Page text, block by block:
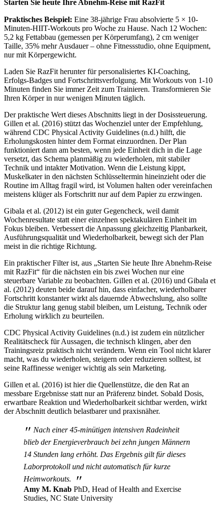
Starten Sie heute Ihre Abnehm-Reise mit RazFit
Praktisches Beispiel: Eine 38-jährige Frau absolvierte 5 × 10-
Minuten-HIIT-Workouts pro Woche zu Hause. Nach 12 Wochen:
5,2 kg Fettabbau (gemessen per Körperumfang), 2 cm weniger
Taille, 35% mehr Ausdauer – ohne Fitnessstudio, ohne Equipment,
nur mit Körpergewicht.
Laden Sie RazFit herunter für personalisiertes KI-Coaching,
Erfolgs-Badges und Fortschrittsverfolgung. Mit Workouts von 1-10
Minuten finden Sie immer Zeit zum Trainieren. Transformieren Sie
Ihren Körper in nur wenigen Minuten täglich.
Der praktische Wert dieses Abschnitts liegt in der Dosissteuerung.
Gillen et al. (2016) stützt das Wochenziel unter der Empfehlung,
während CDC Physical Activity Guidelines (n.d.) hilft, die
Erholungskosten hinter dem Format einzuordnen. Der Plan
funktioniert dann am besten, wenn jede Einheit dich in die Lage
versetzt, das Schema planmäßig zu wiederholen, mit stabiler
Technik und intakter Motivation. Wenn die Leistung kippt,
Muskelkater in den nächsten Schlüsseltermin hineinzieht oder die
Routine im Alltag fragil wird, ist Volumen halten oder vereinfachen
meistens klüger als Fortschritt nur auf dem Papier zu erzwingen.
Gibala et al. (2012) ist ein guter Gegencheck, weil damit
Wochenresultate statt einer einzelnen spektakulären Einheit im
Fokus bleiben. Verbessert die Anpassung gleichzeitig Planbarkeit,
Ausführungsqualität und Wiederholbarkeit, bewegt sich der Plan
meist in die richtige Richtung.
Ein praktischer Filter ist, aus „Starten Sie heute Ihre Abnehm-Reise
mit RazFit“ für die nächsten ein bis zwei Wochen nur eine
steuerbare Variable zu beobachten. Gillen et al. (2016) und Gibala et
al. (2012) deuten beide darauf hin, dass einfacher, wiederholbarer
Fortschritt konstanter wirkt als dauernde Abwechslung, also sollte
die Struktur lang genug stabil bleiben, um Leistung, Technik oder
Erholung wirklich zu beurteilen.
CDC Physical Activity Guidelines (n.d.) ist zudem ein nützlicher
Realitätscheck für Aussagen, die technisch klingen, aber den
Trainingsreiz praktisch nicht verändern. Wenn ein Tool nicht klarer
macht, was du wiederholen, steigern oder reduzieren solltest, ist
seine Raffinesse weniger wichtig als sein Marketing.
Gillen et al. (2016) ist hier die Quellenstütze, die den Rat an
messbare Ergebnisse statt nur an Präferenz bindet. Sobald Dosis,
erwartbare Reaktion und Wiederholbarkeit sichtbar werden, wirkt
der Abschnitt deutlich belastbarer und praxisnäher.
" Nach einer 45-minütigen intensiven Radeinheit
blieb der Energieverbrauch bei zehn jungen Männern
14 Stunden lang erhöht. Das Ergebnis gilt für dieses
Laborprotokoll und nicht automatisch für kurze
Heimworkouts.
"
Amy M. Knab PhD, Head of Health and Exercise
Studies, NC State University